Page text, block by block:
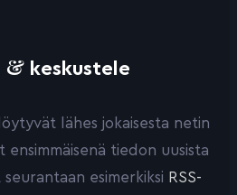
& keskustele
lähes jokaisesta netin
ensimmäisenä tiedon uusista
esimerkiksi RSS-